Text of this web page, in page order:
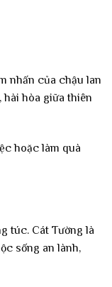
nhấn của chậu lan
hài hòa giữa thiên
hoặc làm quà
túc. Cát Tường là
sống an lành,